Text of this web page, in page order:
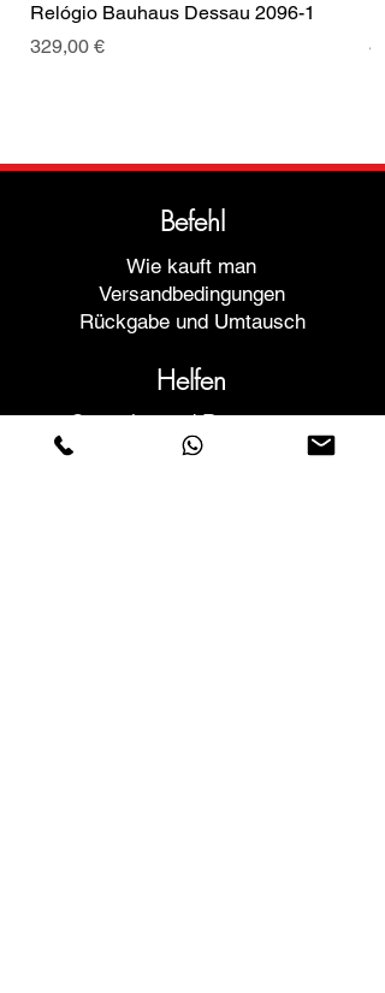
Relógio Bauhaus Dessau 2096-1
Preis
329,00 €
Befehl
Wie kauft man
Versandbedingungen
Rückgabe und Umtausch
Helfen
Garantien und Reparaturen
Planen Sie ein Meeting